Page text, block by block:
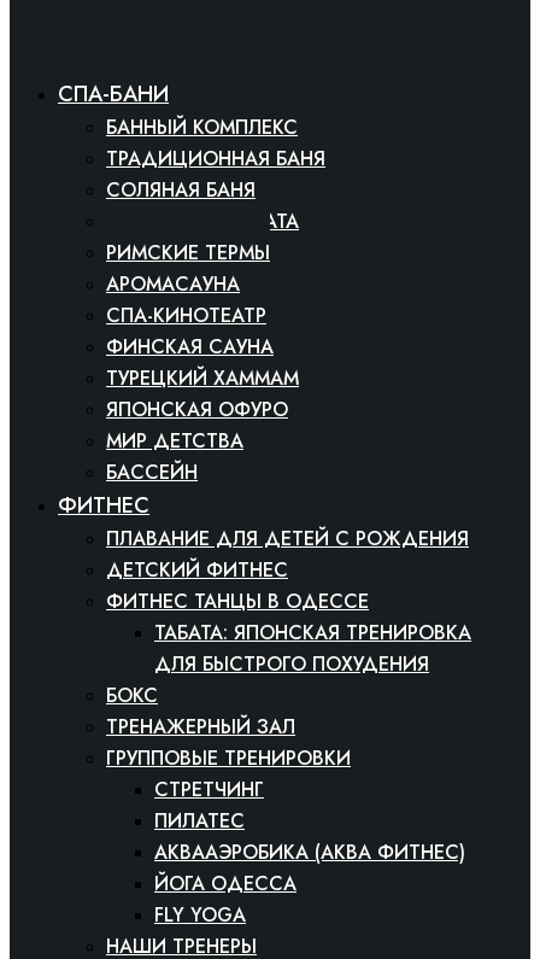
СПА-БАНИ
БАННЫЙ КОМПЛЕКС
ТРАДИЦИОННАЯ БАНЯ
СОЛЯНАЯ БАНЯ
СНЕЖНАЯ КОМНАТА
РИМСКИЕ ТЕРМЫ
АРОМАСАУНА
СПА-КИНОТЕАТР
ФИНСКАЯ САУНА
ТУРЕЦКИЙ ХАММАМ
ЯПОНСКАЯ ОФУРО
МИР ДЕТСТВА
БАССЕЙН
ФИТНЕС
ПЛАВАНИЕ ДЛЯ ДЕТЕЙ С РОЖДЕНИЯ
ДЕТСКИЙ ФИТНЕС
ФИТНЕС ТАНЦЫ В ОДЕССЕ
ТАБАТА: ЯПОНСКАЯ ТРЕНИРОВКА
ДЛЯ БЫСТРОГО ПОХУДЕНИЯ
БОКС
ТРЕНАЖЕРНЫЙ ЗАЛ
ГРУППОВЫЕ ТРЕНИРОВКИ
СТРЕТЧИНГ
ПИЛАТЕС
АКВААЭРОБИКА (АКВА ФИТНЕС)
ЙОГА ОДЕССА
FLY YOGA
НАШИ ТРЕНЕРЫ